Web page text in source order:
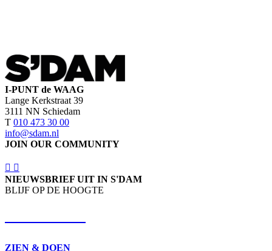
I-PUNT de WAAG
Lange Kerkstraat 39
3111 NN Schiedam
T 010 473 30 00
info@sdam.nl
JOIN OUR COMMUNITY
NIEUWSBRIEF UIT IN S'DAM
BLIJF OP DE HOOGTE
ZIEN & DOEN